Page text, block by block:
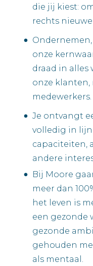
die jij kiest:
rechts
onze
draad in alles
onze klanten,
medewerkers.
Je ontvangt
volledig in
capaciteiten,
andere
Bij Moore
meer dan
het leven is
een gezonde
gezonde
gehouden
als mentaal.